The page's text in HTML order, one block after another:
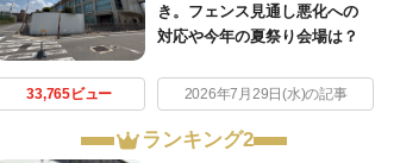
き。フェンス見通し悪化への
対応や今年の夏祭り会場は？
33,765ビュー 2026年7月29日(水)の記事
ランキング2